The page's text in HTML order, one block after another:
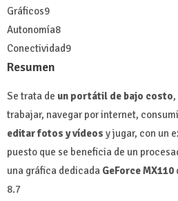
Gráficos9
Autonomía8
Conectividad9
Resumen
Se trata de un portátil de bajo costo
trabajar, navegar por internet,
editar fotos y vídeos y jugar, con un
puesto que se beneficia de un
una gráfica dedicada GeForce MX110
8.7